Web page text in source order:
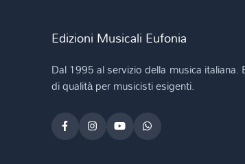
Edizioni Musicali Eufonia
Dal 1995 al servizio della musica italiana.
di qualità per musicisti esigenti.